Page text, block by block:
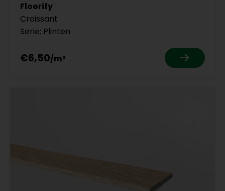
Floorify
Croissant
Serie: Plinten
€6,50